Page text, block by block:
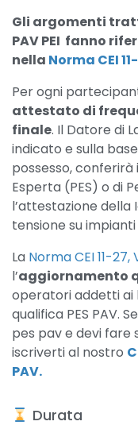
Gli argomenti
PAV PEI fanno
nella Norma CEI
Per ogni
attestato di
finale. Il Datore di
indicato e sulla
possesso,
Esperta (PES) o di
l’attestazione
tensione su
La Norma CEI 11-27,
l’aggiornamento
operatori addetti ai
qualifica PES PAV.
pes pav e devi fare
iscriverti al nostro
PAV.
​ Durata